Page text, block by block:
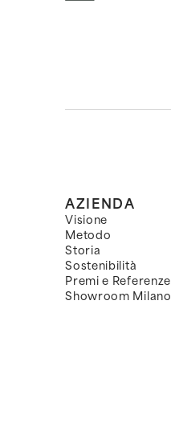
AZIENDA
Visione
Metodo
Storia
Sostenibilità
Premi e Referenze
Showroom Milano